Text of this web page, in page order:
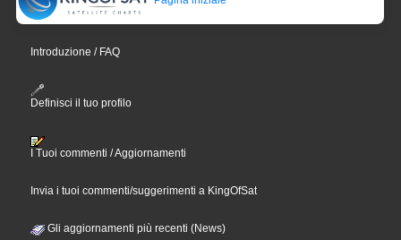
Introduzione / FAQ
Definisci il tuo profilo
I Tuoi commenti / Aggiornamenti
Invia i tuoi commenti/suggerimenti a KingOfSat
Gli aggiornamenti più recenti (News)